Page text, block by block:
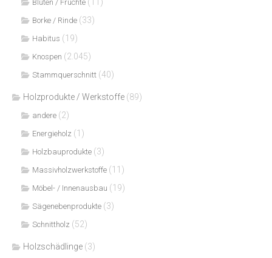
Blüten / Früchte
Borke / Rinde (33)
Habitus (19)
Knospen (2.045)
Stammquerschnitt (40)
Holzprodukte / Werkstoffe (89)
andere (2)
Energieholz (1)
Holzbauprodukte (3)
Massivholzwerkstoffe (11)
Möbel- / Innenausbau (19)
Sägenebenprodukte (3)
Schnittholz (52)
Holzschädlinge (3)